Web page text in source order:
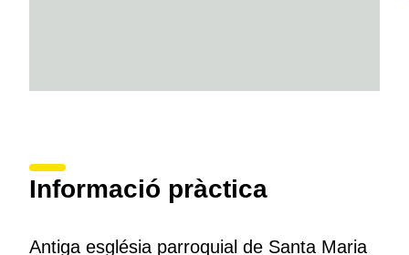
Informació pràctica
Antiga església parroquial de Santa Maria